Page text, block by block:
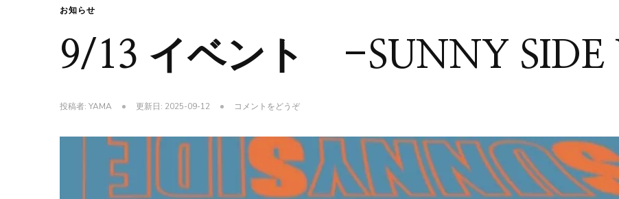
お知らせ
9/13 イベント -SUNNY SIDE
投稿者: YAMA 更新日: 2025-09-12 コメントをどうぞ(9/13
ン
ト -
SUNNY
SIDE
WEEKEND-)